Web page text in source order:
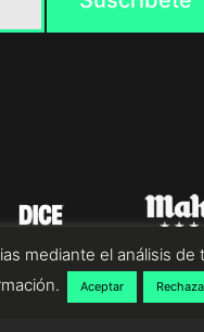
mediante el análisis de
Aceptar